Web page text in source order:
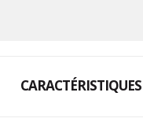
CARACTÉRISTIQUES